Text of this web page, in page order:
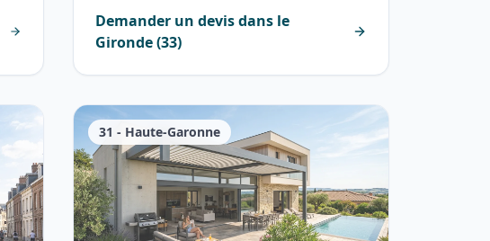
Demander un devis dans le
Gironde(33)
31 - Haute-Garonne